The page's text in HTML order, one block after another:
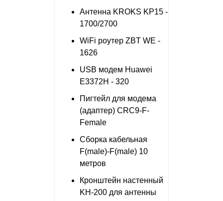
Антенна KROKS KP15 -
1700/2700
WiFi роутер ZBT WE -
1626
USB модем Huawei
E3372H - 320
Пигтейл для модема
(адаптер) CRC9-F-
Female
Сборка кабельная
F(male)-F(male) 10
метров
Кронштейн настенный
KH-200 для антенны